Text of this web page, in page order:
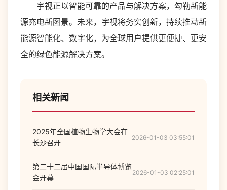
宇视正以智能可靠的产品与解决方案，勾勒新能
源充电新图景。未来，宇视将务实创新，持续推动新
能源智能化、数字化，为全球用户提供更便捷、更安
全的绿色能源解决方案。
相关新闻
2025年全国植物生物学大会在
长沙召开
2026-01-03 03:55:01
第二十二届中国国际半导体博览
会开幕
2026-01-03 02:25:01